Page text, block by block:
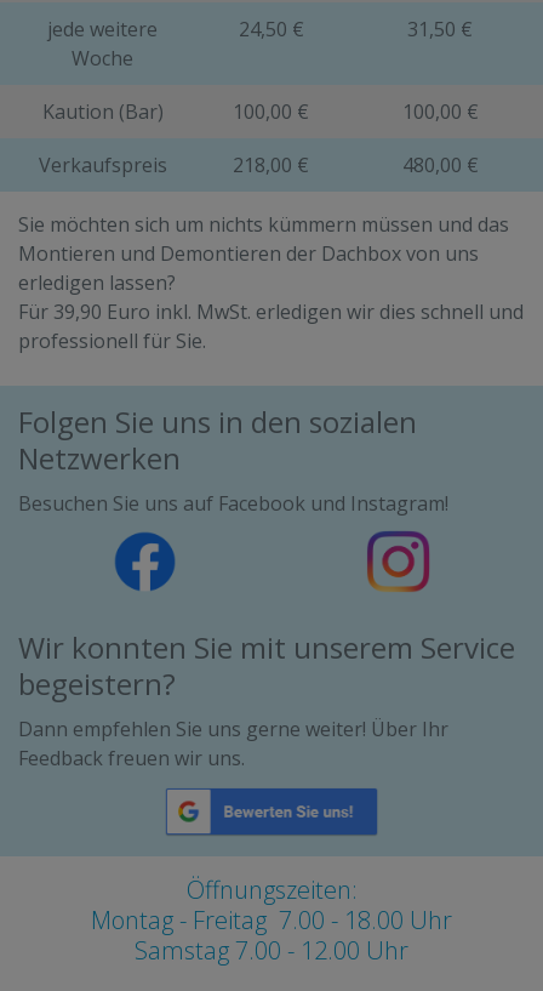
jede weitere
Woche
24,50 € 31,50 €
Kaution (Bar) 100,00 €
100,00 €
Verkaufspreis
218,00 € 480,00 €
Sie möchten sich um nichts kümmern müssen und das
Montieren und Demontieren der Dachbox von uns
erledigen lassen?
Für 39,90 Euro inkl. MwSt. erledigen wir dies schnell und
professionell für Sie.
Folgen Sie uns in den sozialen
Netzwerken
Besuchen Sie uns auf Facebook und Instagram!
Wir konnten Sie mit unserem Service
begeistern?
Dann empfehlen Sie uns gerne weiter! Über Ihr
Feedback freuen wir uns.
Öffnungszeiten:
Montag - Freitag 7.00 - 18.00 Uhr
Samstag 7.00 - 12.00 Uhr